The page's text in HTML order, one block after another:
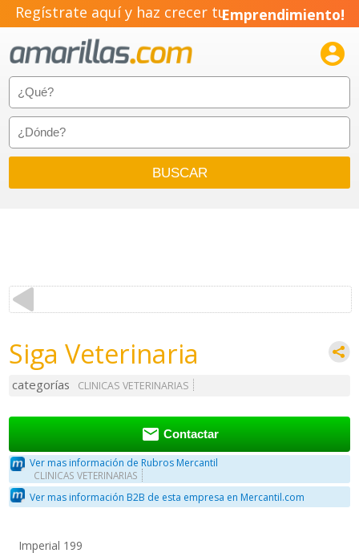
Regístrate aquí y haz crecer tuEmprendimiento!

Siga Veterinaria
categorías CLINICAS VETERINARIAS
 Contactar
Ver mas información de Rubros Mercantil
CLINICAS VETERINARIAS
Ver mas información B2B de esta empresa en Mercantil.com
Imperial 199